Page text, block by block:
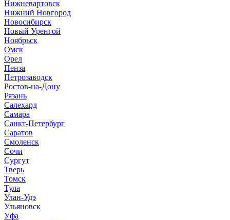
Нижневартовск
Нижний Новгород
Новосибирск
Новый Уренгой
Ноябрьск
Омск
Орел
Пенза
Петрозаводск
Ростов-на-Дону
Рязань
Салехард
Самара
Санкт-Петербург
Саратов
Смоленск
Сочи
Сургут
Тверь
Томск
Тула
Улан-Удэ
Ульяновск
Уфа